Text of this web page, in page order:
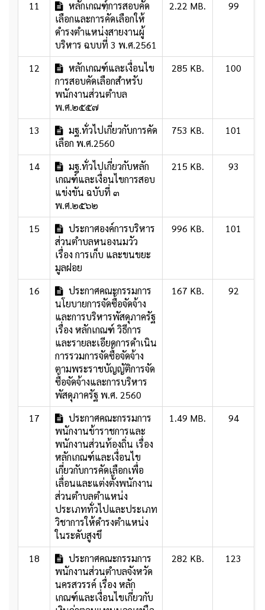
11
หลักเกณฑฺ์การสอบคัด
เลือกและการคัดเลือกให้
ดำรงตำแหน่งสายงานผู้
บริหาร ฉบบที่ 3 พ.ศ.2561
2.22 MB. 99
12
หลักเกณฑ์และเงื่อนไข
การสอบคัดเลือกสำหรับ
พนักงานส่วนตำบล
พ.ศ.๒๕๕๗
285 KB. 100
13
มฐ.ทั่วไปเกี่ยวกับการคัด
เลือก พ.ศ.2560
753 KB. 101
14
มฐ.ทั่วไปเกี่ยวกับหลัก
เกณฑ์และเงื่อนไขการสอบ
แข่งขัน ฉบับที่ ๓
พ.ศ.๒๕๖๒
215 KB. 93
15
ประกาศองค์การบริหาร
ส่วนตำบลหนองนมวัว
เรื่อง การเก็บ และขนขยะ
มูลฝอย
996 KB. 101
16
ประกาศคณะกรรมการ
นโยบายการจัดซื้อจัดจ้าง
และการบริหารพัสดุภาครัฐ
เรื่อง หลักเกณฑ์ วิธีการ
และรายละเอียดการดำเนิน
การรวมการจัดซื้อจัดจ้าง
ตามพระราชบัญญัติการจัด
ซื้อจัดจ้างและการบริหาร
พัสดุภาครัฐ พ.ศ. 2560
167 KB. 92
17
ประกาศคณะกรรมการ
พนักงานข้าราชการและ
พนักงานส่วนท้องถิ่น เรื่อง
หลักเกณฑ์และเงื่อนไข
เกี่ยวกับการคัดเลือกเพื่อ
เลื่อนและแต่งตั้งพนักงาน
ส่วนตำบลตำแหน่ง
ประเภททั่วไปและประเภท
วิชาการให้ดำรงตำแหน่ง
ในระดับสูงขึ
1.49 MB. 94
18
ประกาศคณะกรรมการ
พนักงานส่วนตำบลจังหวัด
นครสวรรค์ เรื่อง หลัก
เกณฑ์และเงื่อนไขเกี่ยวกับ
282 KB. 123